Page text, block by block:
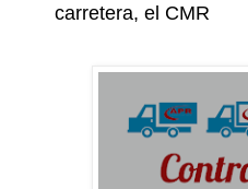
carretera, el CMR